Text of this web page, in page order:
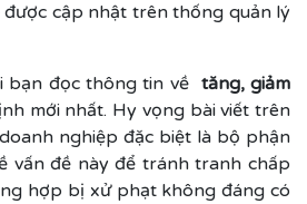
được cập nhật trên thống quản lý
bạn đọc thông tin vềtăng, giảm
mới nhất. Hy vọng bài viết trên
nghiệp đặc biệt là bộ phận
vấn đề này để tránh tranh chấp
hợp bị xử phạt không đáng có